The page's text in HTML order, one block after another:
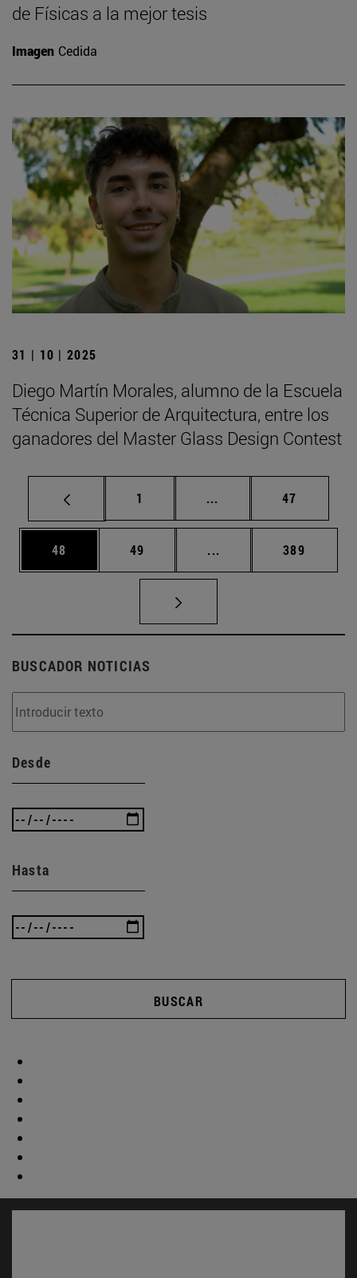
de Físicas a la mejor tesis
Imagen Cedida
31 | 10 | 2025
Diego Martín Morales, alumno de la Escuela
Técnica Superior de Arquitectura, entre los
ganadores del Master Glass Design Contest
Página
1 ... Páginas intermedias
Página
47
Página
48 Página
49 ... Páginas intermedias
Página
389
BUSCADOR NOTICIAS
Desde
Hasta
BUSCAR